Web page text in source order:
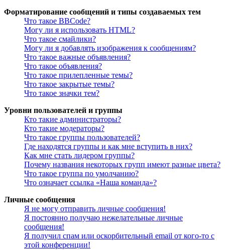
Форматирование сообщений и типы создаваемых тем
Что такое BBCode?
Могу ли я использовать HTML?
Что такое смайлики?
Могу ли я добавлять изображения к сообщениям?
Что такое важные объявления?
Что такое объявления?
Что такое прилепленные темы?
Что такое закрытые темы?
Что такое значки тем?
Уровни пользователей и группы
Кто такие администраторы?
Кто такие модераторы?
Что такое группы пользователей?
Где находятся группы и как мне вступить в них?
Как мне стать лидером группы?
Почему названия некоторых групп имеют разные цвета?
Что такое группа по умолчанию?
Что означает ссылка «Наша команда»?
Личные сообщения
Я не могу отправить личные сообщения!
Я постоянно получаю нежелательные личные
сообщения!
Я получил спам или оскорбительный email от кого-то с
этой конференции!